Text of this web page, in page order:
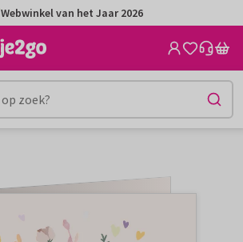
Webwinkel van het Jaar 2026